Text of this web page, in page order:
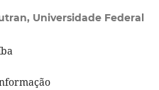
Universidade Federal